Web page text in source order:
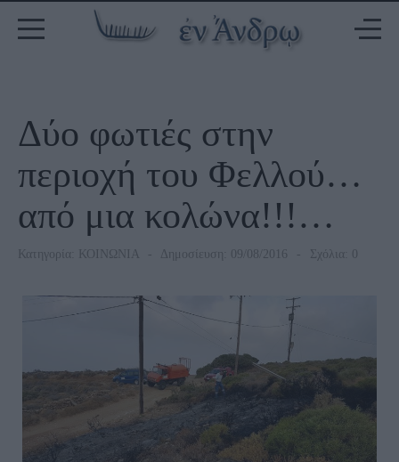
Δύο φωτιές στην
περιοχή του Φελλού…
από μια κολώνα!!!…
Κατηγορία: ΚΟΙΝΩΝΙΑ Δημοσίευση: 09/08/2016 Σχόλια: 0